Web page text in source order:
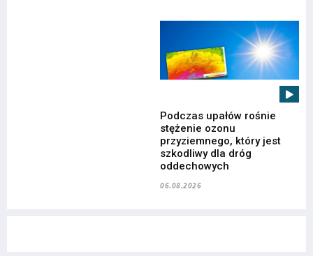
Podczas upałów rośnie
stężenie ozonu
przyziemnego, który jest
szkodliwy dla dróg
oddechowych
06.08.2026